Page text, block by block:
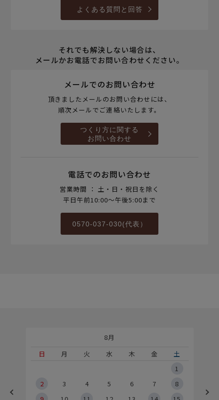
よくある質問と回答
それでも解決しない場合は、
メールかお電話でお問い合わせください。
メールでのお問い合わせ
頂きましたメールのお問い合わせには、
順次メールでご連絡いたします。
つくり方に関する
お問い合わせ
電話でのお問い合わせ
営業時間 ： 土・日・祝日を除く
平日午前10:00～午後5:00まで
0570-037-030(代表）
8月
日
月 火 水 木 金
土
1
2
3 4 5 6 7
8